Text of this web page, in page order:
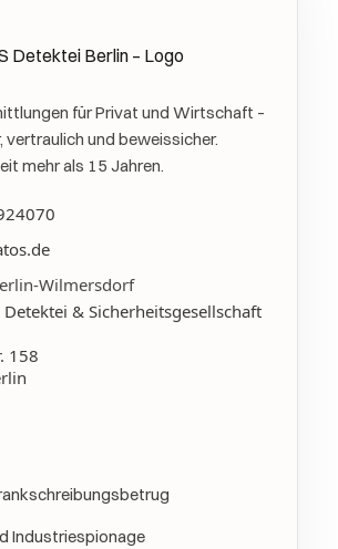
für Privat und Wirtschaft –
vertraulich und beweissicher.
mehr als 15 Jahren.
Wilmersdorf
Detektei & Sicherheitsgesellschaft
158
Industriespionage